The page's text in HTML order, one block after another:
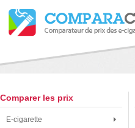
Comparer les prix
E-cigarette